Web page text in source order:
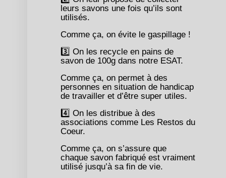
leurs savons une fois qu’ils sont
utilisés.
Comme ça, on évite le gaspillage !
3️⃣ On les recycle en pains de
savon de 100g dans notre ESAT.
Comme ça, on permet à des
personnes en situation de handicap
de travailler et d’être super utiles.
4️⃣ On les distribue à des
associations comme Les Restos du
Coeur.
Comme ça, on s’assure que
chaque savon fabriqué est vraiment
utilisé jusqu’à sa fin de vie.